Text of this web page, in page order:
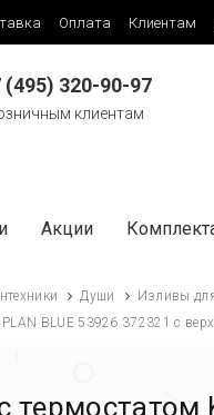
Оплата Клиентам
(495) 320-90-97
клиентам
Акции
Души Изливы
PLAN BLUE 53926 372321 с
термостатом